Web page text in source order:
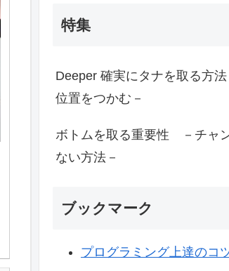
特集
Deeper 確実にタナを取る方
位置をつかむ－
ボトムを取る重要性 －チャ
ない方法－
ブックマーク
プログラミング上達のコ